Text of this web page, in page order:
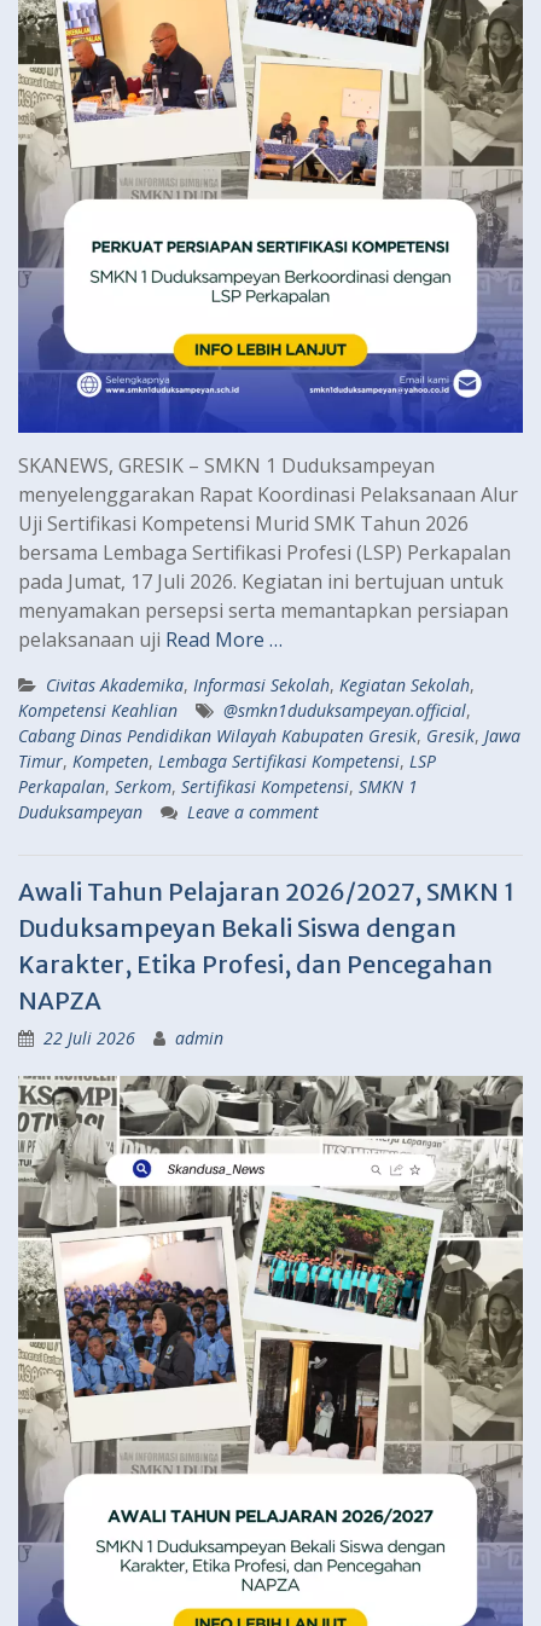
SKANEWS, GRESIK – SMKN 1 Duduksampeyan
menyelenggarakan Rapat Koordinasi Pelaksanaan Alur
Uji Sertifikasi Kompetensi Murid SMK Tahun 2026
bersama Lembaga Sertifikasi Profesi (LSP) Perkapalan
pada Jumat, 17 Juli 2026. Kegiatan ini bertujuan untuk
menyamakan persepsi serta memantapkan persiapan
pelaksanaan uji Read More …
Civitas Akademika, Informasi Sekolah, Kegiatan Sekolah,
Kompetensi Keahlian
@smkn1duduksampeyan.official,
Cabang Dinas Pendidikan Wilayah Kabupaten Gresik, Gresik, Jawa
Timur, Kompeten, Lembaga Sertifikasi Kompetensi, LSP
Perkapalan, Serkom, Sertifikasi Kompetensi, SMKN 1
Duduksampeyan
Leave a comment
Awali Tahun Pelajaran 2026/2027, SMKN 1
Duduksampeyan Bekali Siswa dengan
Karakter, Etika Profesi, dan Pencegahan
NAPZA
22 Juli 2026 admin